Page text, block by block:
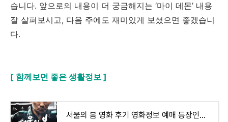
습니다. 앞으로의 내용이 더 궁금해지는 ‘마이 데몬’ 내용
잘 살펴보시고, 다음 주에도 재미있게 보셨으면 좋겠습니
다.
[ 함께보면 좋은 생활정보 ]
서울의 봄 영화 후기 영화정보 예매 등장인물 출연진 명대사